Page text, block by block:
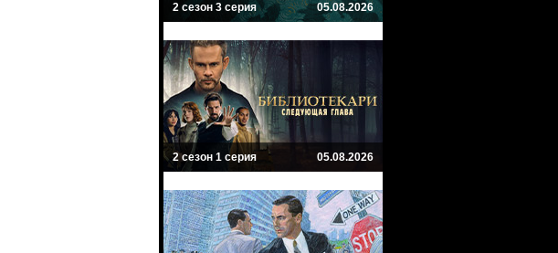
2 сезон 3 серия 05.08.2026
2 сезон 1 серия 05.08.2026